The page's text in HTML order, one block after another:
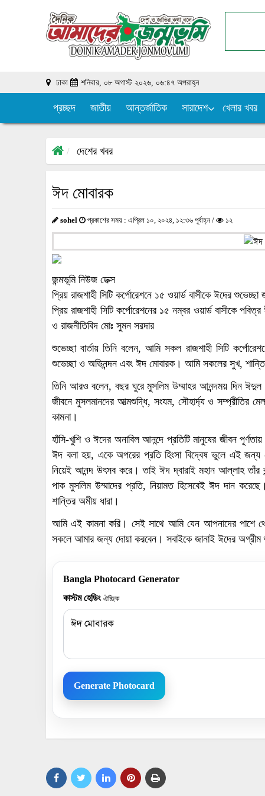
ঢাকা শনিবার, ০৮ অগাস্ট ২০২৬, ০৬:৪৭ অপরাহ্ন
প্রচ্ছদ জাতীয় আন্তর্জাতিক সারাদেশ খেলার খবর
দেশের খবর
ঈদ মোবারক
sohel প্রকাশের সময় : এপ্রিল ১০, ২০২৪, ১২:৩৬ পূর্বাহ্ন / ১২
জন্মভূমি নিউজ ডেক্স
প্রিয় রাজশাহী সিটি কর্পোরেশনে ১৫ ওয়ার্ড বাসীকে ঈদের
প্রিয় রাজশাহী সিটি কর্পোরেশনের ১৫ নম্বর ওয়ার্ড বাসীকে
ও রাজনীতিবিদ মোঃ সুমন সরদার
শুভেচ্ছা বার্তায় তিনি বলেন, আমি সকল রাজশাহী সিটি
শুভেচ্ছা ও অভিনন্দন এবং ঈদ মোবারক। আমি সকলের সুখ,
তিনি আরও বলেন, বছর ঘুরে মুসলিম উম্মাহর আনন্দময় দিন ঈদুল
জীবনে মুসলমানদের আত্মশুদ্ধি, সংযম, সৌহার্দ্য ও সম্প্রীতির
কামনা।
হাঁসি-খুশি ও ঈদের অনাবিল আনন্দে প্রতিটি মানুষের জীবন
ঈদ বলা হয়, একে অপরের প্রতি হিংসা বিদ্বেষ ভুলে এই জন্য
নিয়েই আনন্দ উৎসব করে। তাই ঈদ দ্বারাই মহান আল্লাহ তাঁর
পাক মুসলিম উম্মাদের প্রতি, নিয়ামত হিসেবেই ঈদ দান
শান্তির অমীয় ধারা।
আমি এই কামনা করি। সেই সাথে আমি যেন আপনাদের পাশে
সকলে আমার জন্য দোয়া করবেন। সবাইকে জানাই ঈদের অগ্রীম
Bangla Photocard Generator
কাস্টম হেডিং ঐচ্ছিক
Generate Photocard